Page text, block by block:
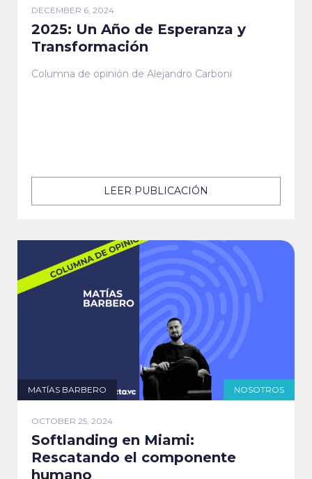
DECEMBER 6, 2024
2025: Un Año de Esperanza y
Transformación
Columna de opinión de Alejandro Carboni
LEER PUBLICACIÓN
MATÍAS BARBERO NOSOTROS
OCTOBER 25, 2024
Softlanding en Miami:
Rescatando el componente
humano